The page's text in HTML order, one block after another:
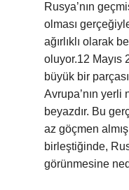
Rusya’nın
olması
ağırlıklı olarak
oluyor.12 Mayıs
büyük bir
Avrupa’nın
beyazdır. Bu
az göçmen
birleştiğinde,
görünmesine